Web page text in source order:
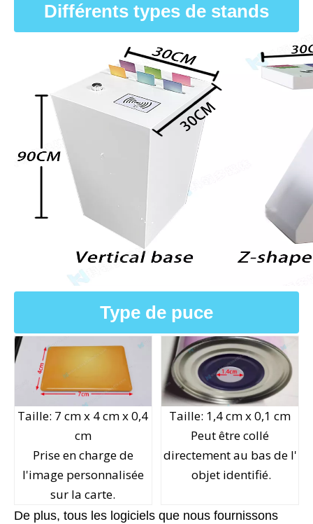
Différents types de stands
Type de puce
Taille: 7 cm x 4 cm x 0,4
cm
Prise en charge de
l'image personnalisée
sur la carte.
Taille: 1,4 cm x 0,1 cm
Peut être collé
directement au bas de l'
objet identifié.
De plus, tous les logiciels que nous fournissons